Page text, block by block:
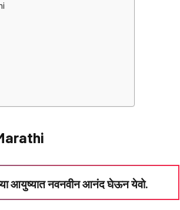
आयुष्यात नवनवीन आनंद घेऊन येवो.